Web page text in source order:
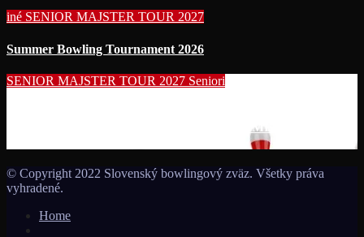
iné SENIOR MAJSTER TOUR 2027
Summer Bowling Tournament 2026
SENIOR MAJSTER TOUR 2027 Seniori
MS seniorov 2027 v Thajsku turnajom SUMMER BOWLING
© Copyright 2022 Slovenský bowlingový zväz. Všetky práva
vyhradené.
Home